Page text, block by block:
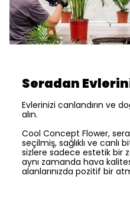
Seradan
Evlerinizi canlandırın ve
alın.
Cool Concept Flower,
seçilmiş, sağlıklı ve canlı
sizlere sadece estetik bir
aynı zamanda hava
alanlarınızda pozitif bir